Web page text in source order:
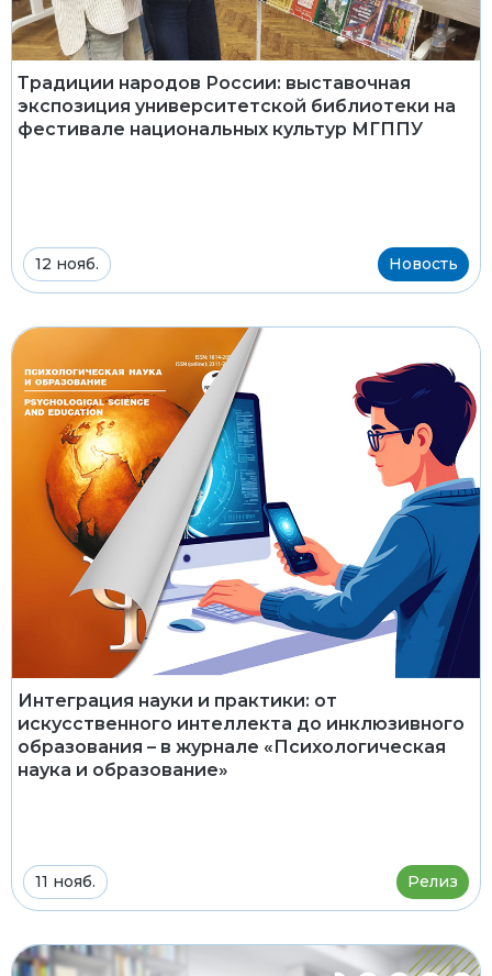
Традиции народов России: выставочная
экспозиция университетской библиотеки на
фестивале национальных культур МГППУ
12 нояб. Новость
Интеграция науки и практики: от
искусственного интеллекта до инклюзивного
образования – в журнале «Психологическая
наука и образование»
11 нояб. Релиз